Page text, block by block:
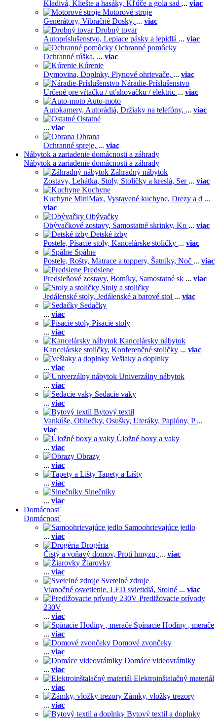
Kladivá, Kliešte a hasáky, Kľúče a gola sad ... viac
Motorové stroje
Generátory, Vibračné Dosky, ... viac
Drobný tovar
Autopríslušenstvo, Lepiace pásky a lepidlá ... viac
Ochranné pomôcky
Ochranné rúška, ... viac
Kúrenie
Dymovina, Doplnky, Plynové ohrievače, ... viac
Náradie-Príslušenstvo
Určené pre vŕtačku / uťahovačku / elektric ... viac
Auto-moto
Autokamery, Autorádiá, Držiaky na telefóny, ... viac
Ostatné
... viac
Obrana
Ochranné spreje, ... viac
Nábytok a zariadenie domácnosti a záhrady
Nábytok a zariadenie domácnosti a záhrady
Záhradný nábytok
Zostavy, Lehátka, Stoly, Stoličky a kreslá, Ser ... viac
Kuchyne
Kuchyne MiniMax, Vystavené kuchyne, Drezy a d ...
viac
Obývačky
Obývačkové zostavy, Samostatné skrinky, Ko ... viac
Detské izby
Postele, Písacie stoly, Kancelárske stoličky ... viac
Spálne
Postele, Rošty, Matrace a toppery, Šatníky, Noč ... viac
Predsiene
Predsieňové zostavy, Botníky, Samostatné sk ... viac
Stoly a stoličky
Jedálenské stoly, Jedálenské a barové stol ... viac
Sedačky
... viac
Písacie stoly
... viac
Kancelársky nábytok
Kancelárske stoličky, Konferenčné stoličky ... viac
Vešiaky a doplnky
... viac
Univerzálny nábytok
... viac
Sedacie vaky
... viac
Bytový textil
Vankúše, Obliečky, Osušky, Uteráky, Paplóny, P ...
viac
Úložné boxy a vaky
... viac
Obrazy
... viac
Tapety a Lišty
... viac
Slnečníky
... viac
Domácnosť
Domácnosť
Samoohrievajúce jedlo
... viac
Drogéria
Čistý a voňavý domov, Proti hmyzu, ... viac
Žiarovky
... viac
Svetelné zdroje
Vianočné osvetlenie, LED svietidlá, Stolné ... viac
Predlžovacie prívody
230V
... viac
Spínacie Hodiny , merače
... viac
Domové zvončeky
... viac
Domáce videovrátniky
... viac
Elektroinštalačný materiál
... viac
Zámky, vložky trezory
... viac
Bytový textil a doplnky